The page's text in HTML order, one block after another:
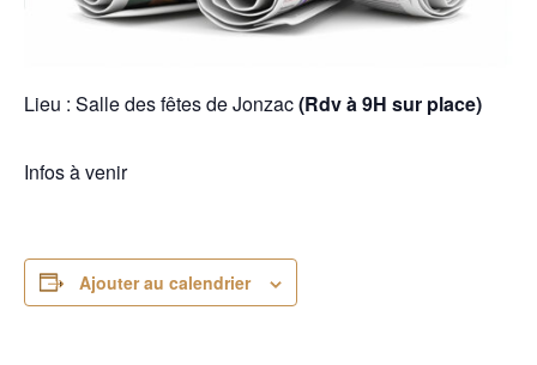
Lieu : Salle des fêtes de Jonzac(Rdv à 9H sur place)
Infos à venir
Ajouter au calendrier